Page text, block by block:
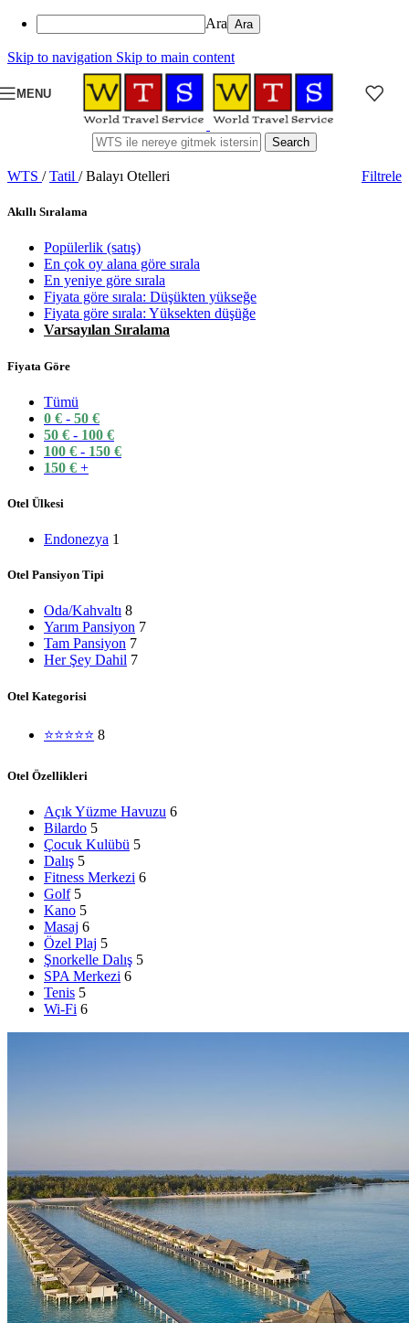
Ara
Skip to navigation Skip to main content
MENU
Search
WTS / Tatil / Balayı Otelleri Filtrele
Akıllı Sıralama
Popülerlik (satış)
En çok oy alana göre sırala
En yeniye göre sırala
Fiyata göre sırala: Düşükten yükseğe
Fiyata göre sırala: Yüksekten düşüğe
Varsayılan Sıralama
Fiyata Göre
Tümü
0 € - 50 €
50 € - 100 €
100 € - 150 €
150 € +
Otel Ülkesi
Endonezya 1
Otel Pansiyon Tipi
Oda/Kahvaltı 8
Yarım Pansiyon 7
Tam Pansiyon 7
Her Şey Dahil 7
Otel Kategorisi
⭐⭐⭐⭐⭐ 8
Otel Özellikleri
Açık Yüzme Havuzu 6
Bilardo 5
Çocuk Kulübü 5
Dalış 5
Fitness Merkezi 6
Golf 5
Kano 5
Masaj 6
Özel Plaj 5
Şnorkelle Dalış 5
SPA Merkezi 6
Tenis 5
Wi-Fi 6